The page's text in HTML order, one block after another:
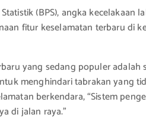
(BPS), angka kecelakaan
fitur keselamatan terbaru di
yang sedang populer
menghindari tabrakan yang
berkendara, “Sistem
di jalan raya.”